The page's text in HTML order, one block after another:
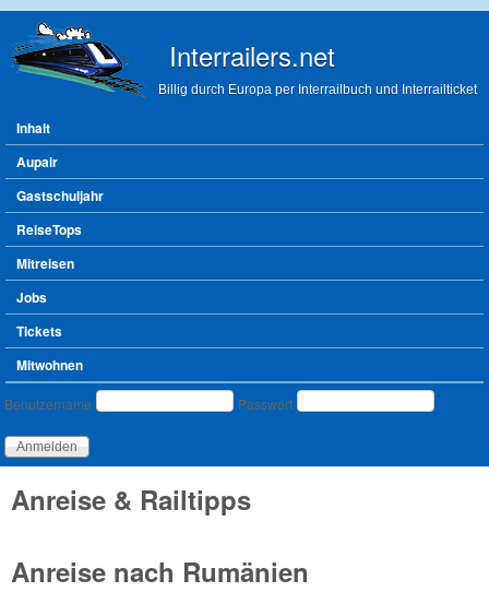
Interrailers.net
Billig durch Europa per Interrailbuch und Interrailticket
Hauptmenü
Inhalt
Aupair
Gastschuljahr
ReiseTops
Mitreisen
Jobs
Tickets
Mitwohnen
Benutzeranmeldung
Benutzername Passwort
Anreise & Railtipps
Anreise nach Rumänien